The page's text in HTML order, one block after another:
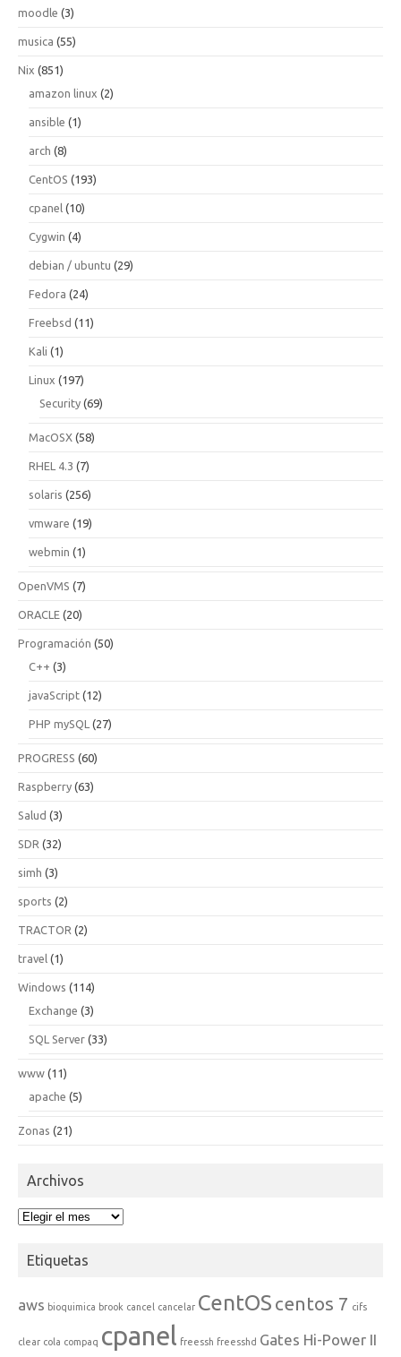
moodle (3)
musica (55)
Nix (851)
amazon linux (2)
ansible (1)
arch (8)
CentOS (193)
cpanel (10)
Cygwin (4)
debian / ubuntu (29)
Fedora (24)
Freebsd (11)
Kali (1)
Linux (197)
Security (69)
MacOSX (58)
RHEL 4.3 (7)
solaris (256)
vmware (19)
webmin (1)
OpenVMS (7)
ORACLE (20)
Programación (50)
C++ (3)
javaScript (12)
PHP mySQL (27)
PROGRESS (60)
Raspberry (63)
Salud (3)
SDR (32)
simh (3)
sports (2)
TRACTOR (2)
travel (1)
Windows (114)
Exchange (3)
SQL Server (33)
www (11)
apache (5)
Zonas (21)
Archivos
Archivos
Etiquetas
aws bioquimica brook cancel cancelar CentOS centos 7 cifs
clear cola compaq cpanel freessh freesshd Gates Hi-Power II